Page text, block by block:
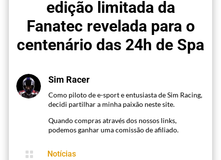
edição limitada da
Fanatec revelada para o
centenário das 24h de Spa
Sim Racer
Como piloto de e-sport e entusiasta de Sim Racing,
decidi partilhar a minha paixão neste site.
Quando compras através dos nossos links,
podemos ganhar uma comissão de afiliado.
 Notícias